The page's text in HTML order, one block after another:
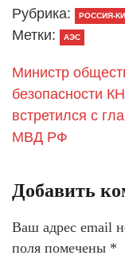
Рубрика: РОССИЯ-
Метки: АЭС
Министр
безопасности
встретился с
МВД РФ
Добавить
Ваш адрес email
поля помечены *